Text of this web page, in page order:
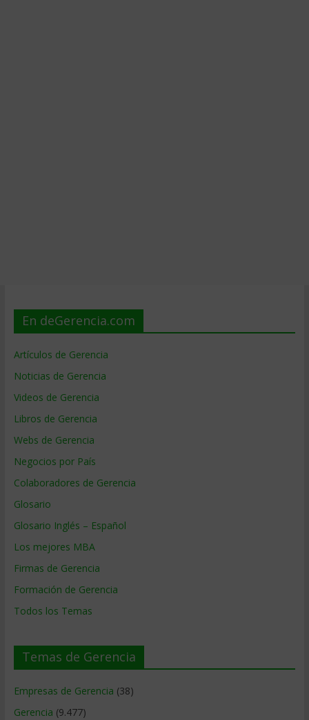
En deGerencia.com
Artículos de Gerencia
Noticias de Gerencia
Videos de Gerencia
Libros de Gerencia
Webs de Gerencia
Negocios por País
Colaboradores de Gerencia
Glosario
Glosario Inglés – Español
Los mejores MBA
Firmas de Gerencia
Formación de Gerencia
Todos los Temas
Temas de Gerencia
Empresas de Gerencia (38)
Gerencia (9.477)